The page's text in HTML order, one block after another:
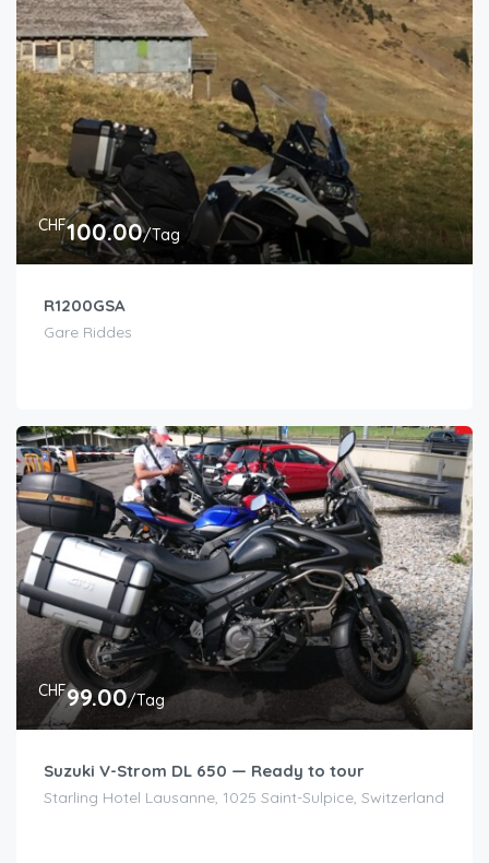
CHF100.00/Tag
R1200GSA
Gare Riddes
CHF99.00/Tag
Suzuki V-Strom DL 650 — Ready to tour
Starling Hotel Lausanne, 1025 Saint-Sulpice, Switzerland